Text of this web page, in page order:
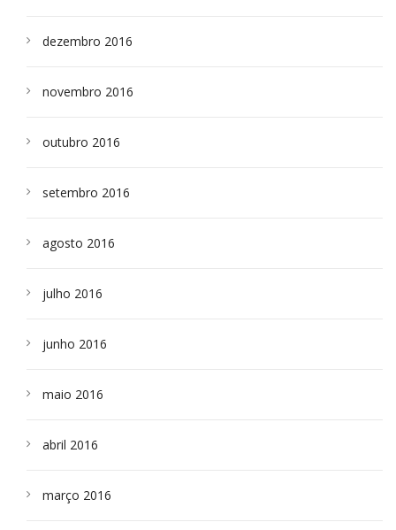
dezembro 2016
novembro 2016
outubro 2016
setembro 2016
agosto 2016
julho 2016
junho 2016
maio 2016
abril 2016
março 2016